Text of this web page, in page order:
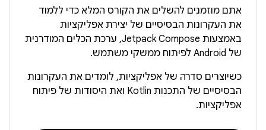
אתם מוזמנים להשלים את הקורס המלא כדי ללמוד
את העקרונות הבסיסיים של יצירת אפליקציות
באמצעות Jetpack Compose, ערכת הכלים המודרנית
של Android לפיתוח ממשקי משתמש.
כשיוצרים סדרה של אפליקציות, לומדים את העקרונות
הבסיסיים של התכנות Kotlin ואת היסודות של פיתוח
אפליקציות.